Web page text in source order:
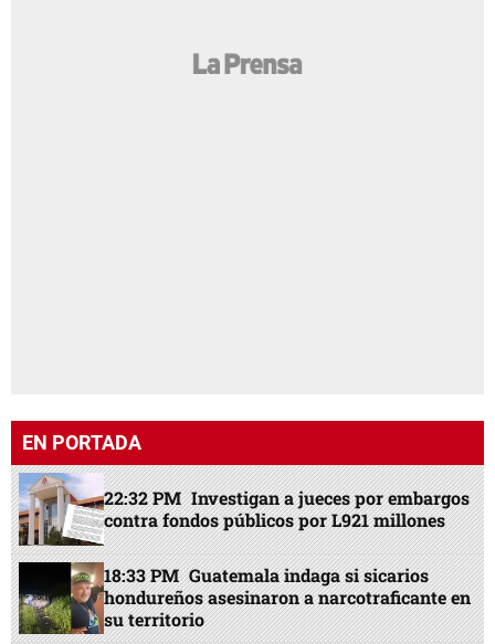
EN PORTADA
22:32 PM Investigan a jueces por embargos
contra fondos públicos por L921 millones
18:33 PM Guatemala indaga si sicarios
hondureños asesinaron a narcotraficante en
su territorio